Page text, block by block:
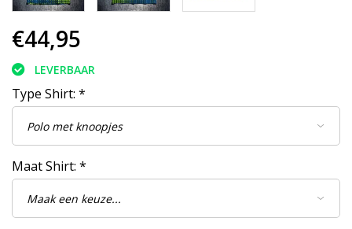
€44,95
LEVERBAAR
Type Shirt: *
Maat Shirt: *